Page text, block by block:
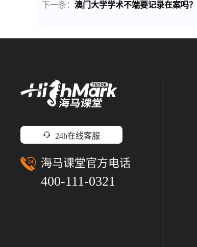
下一条： 澳门大学学术不端要记录在案吗？
24h在线客服
海马课堂官方电话
400-111-0321